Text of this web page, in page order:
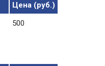
Цена (руб.)
500